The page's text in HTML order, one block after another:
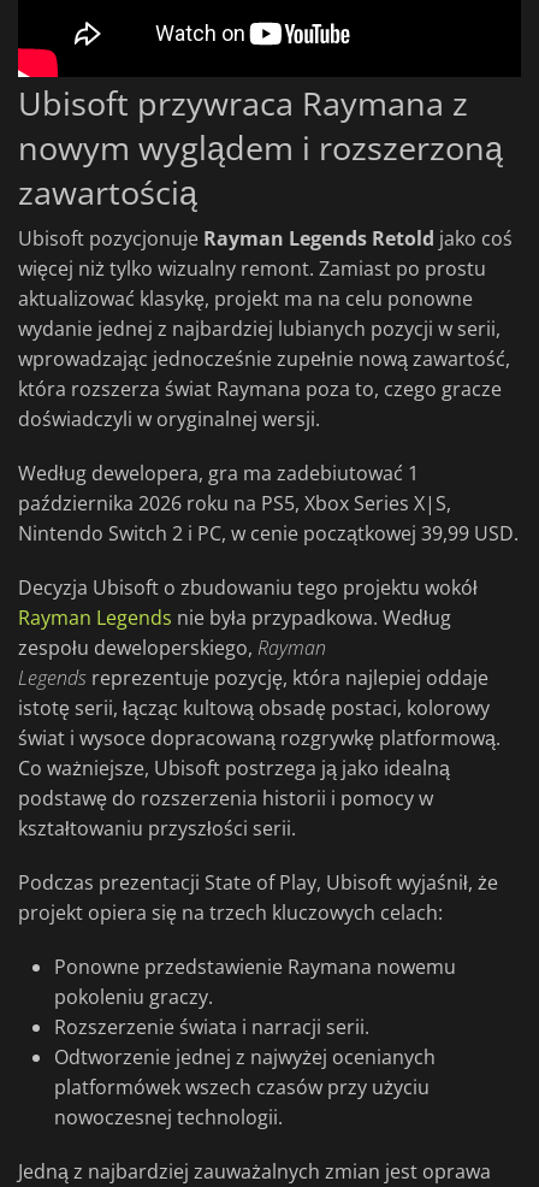
Ubisoft przywraca Raymana z
nowym wyglądem i rozszerzoną
zawartością
Ubisoft pozycjonuje Rayman Legends Retold jako coś
więcej niż tylko wizualny remont. Zamiast po prostu
aktualizować klasykę, projekt ma na celu ponowne
wydanie jednej z najbardziej lubianych pozycji w serii,
wprowadzając jednocześnie zupełnie nową zawartość,
która rozszerza świat Raymana poza to, czego gracze
doświadczyli w oryginalnej wersji.
Według dewelopera, gra ma zadebiutować 1
października 2026 roku na PS5, Xbox Series X|S,
Nintendo Switch 2 i PC, w cenie początkowej 39,99 USD.
Decyzja Ubisoft o zbudowaniu tego projektu wokół
Rayman Legends nie była przypadkowa. Według
zespołu deweloperskiego, Rayman
Legends reprezentuje pozycję, która najlepiej oddaje
istotę serii, łącząc kultową obsadę postaci, kolorowy
świat i wysoce dopracowaną rozgrywkę platformową.
Co ważniejsze, Ubisoft postrzega ją jako idealną
podstawę do rozszerzenia historii i pomocy w
kształtowaniu przyszłości serii.
Podczas prezentacji State of Play, Ubisoft wyjaśnił, że
projekt opiera się na trzech kluczowych celach:
Ponowne przedstawienie Raymana nowemu
pokoleniu graczy.
Rozszerzenie świata i narracji serii.
Odtworzenie jednej z najwyżej ocenianych
platformówek wszech czasów przy użyciu
nowoczesnej technologii.
Jedną z najbardziej zauważalnych zmian jest oprawa